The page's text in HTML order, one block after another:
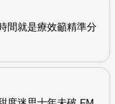
間就是療效籲精準分